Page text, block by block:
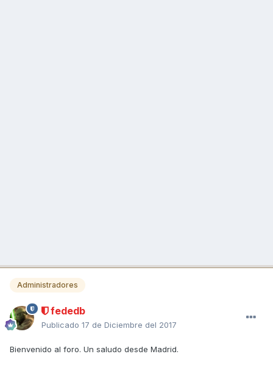
Administradores
fededb
Publicado 17 de Diciembre del 2017
Bienvenido al foro. Un saludo desde Madrid.